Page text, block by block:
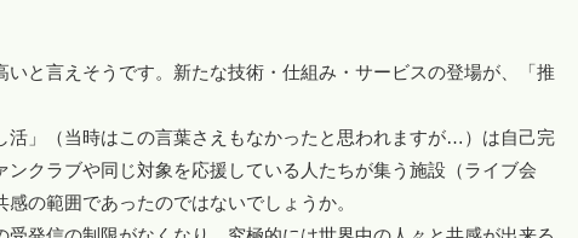
いと言えそうです。新たな技術・仕組み・サービスの登場が、「推
活」（当時はこの言葉さえもなかったと思われますが…）は自己完
クラブや同じ対象を応援している人たちが集う施設（ライブ会
の範囲であったのではないでしょうか。